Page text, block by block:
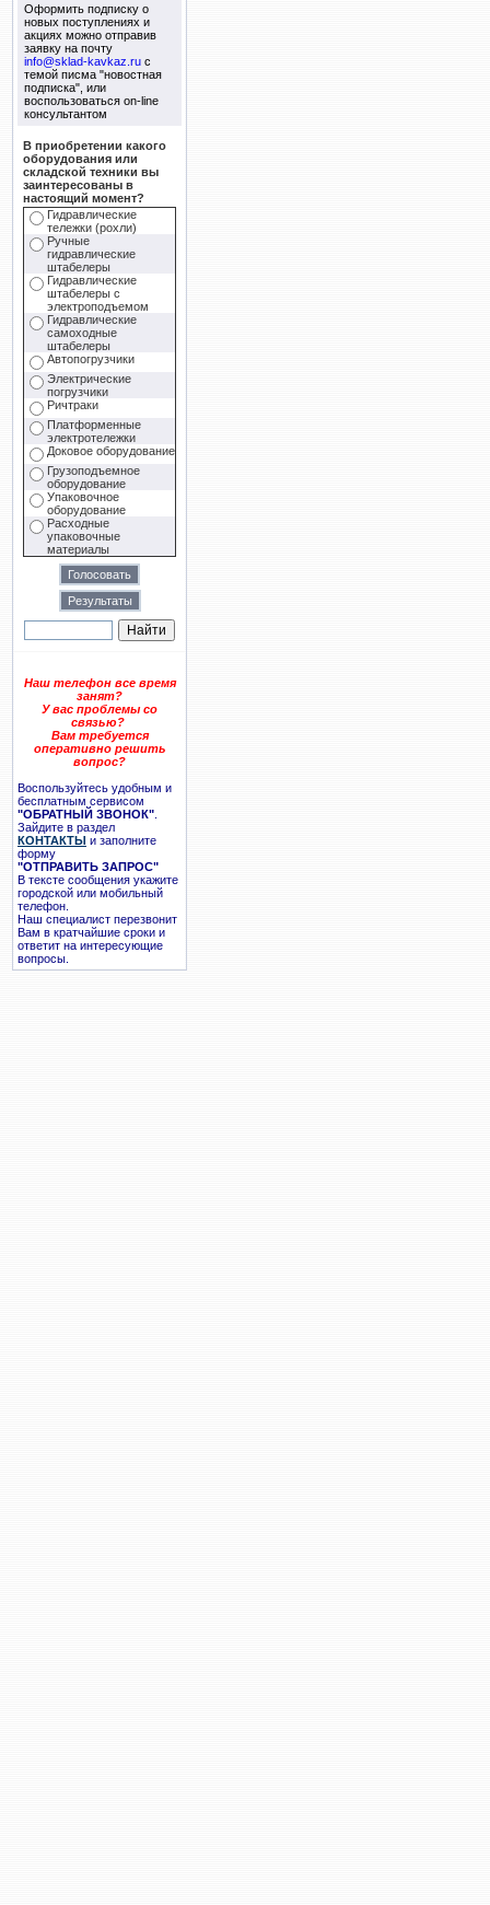
Оформить подписку о
новых поступлениях и
акциях можно отправив
заявку на почту
info@sklad-kavkaz.ruс
темой писма "новостная
подписка", или
воспользоваться on-line
консультантом
В приобретении какого
оборудования или
складской техники вы
заинтересованы в
настоящий момент?
Гидравлические
тележки (рохли)
Ручные
гидравлические
штабелеры
Гидравлические
штабелеры с
электроподъемом
Гидравлические
самоходные
штабелеры
Автопогрузчики
Электрические
погрузчики
Ричтраки
Платформенные
электротележки
Доковое оборудование
Грузоподъемное
оборудование
Упаковочное
оборудование
Расходные
упаковочные
материалы
Наш телефон все время
занят?
У вас проблемы со
связью?
Вам требуется
оперативно решить
вопрос?
Воспользуйтесь удобным и
бесплатным сервисом
"ОБРАТНЫЙ ЗВОНОК"
Зайдите в раздел
КОНТАКТЫ и заполните
форму
"ОТПРАВИТЬ ЗАПРОС"
В тексте сообщения укажите
городской или мобильный
телефон.
Наш специалист перезвонит
Вам в кратчайшие сроки и
ответит на интересующие
вопросы.